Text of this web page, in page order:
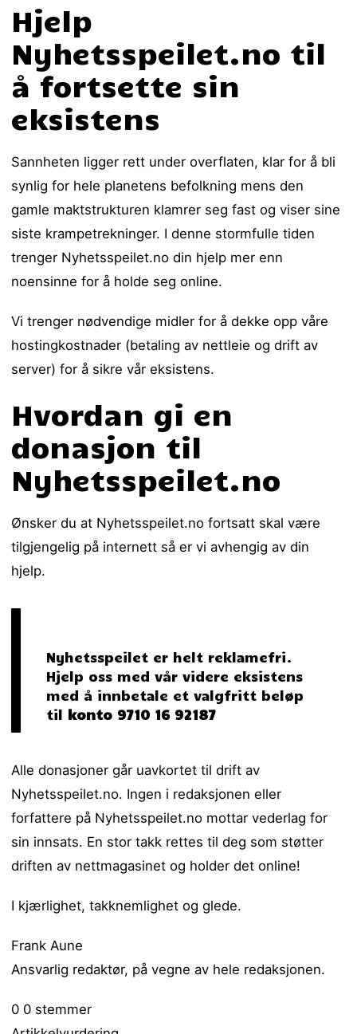
Hjelp
Nyhetsspeilet.no til
å fortsette sin
eksistens
Sannheten ligger rett under overflaten, klar for å bli
synlig for hele planetens befolkning mens den
gamle maktstrukturen klamrer seg fast og viser sine
siste krampetrekninger. I denne stormfulle tiden
trenger Nyhetsspeilet.no din hjelp mer enn
noensinne for å holde seg online.
Vi trenger nødvendige midler for å dekke opp våre
hostingkostnader (betaling av nettleie og drift av
server) for å sikre vår eksistens.
Hvordan gi en
donasjon til
Nyhetsspeilet.no
Ønsker du at Nyhetsspeilet.no fortsatt skal være
tilgjengelig på internett så er vi avhengig av din
hjelp.
Nyhetsspeilet er helt reklamefri.
Hjelp oss med vår videre eksistens
med å innbetale et valgfritt beløp
til konto 9710 16 92187
Alle donasjoner går uavkortet til drift av
Nyhetsspeilet.no. Ingen i redaksjonen eller
forfattere på Nyhetsspeilet.no mottar vederlag for
sin innsats. En stor takk rettes til deg som støtter
driften av nettmagasinet og holder det online!
I kjærlighet, takknemlighet og glede.
Frank Aune
Ansvarlig redaktør, på vegne av hele redaksjonen.
0 0 stemmer